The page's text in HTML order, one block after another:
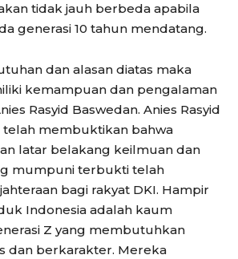
tidak jauh berbeda apabila
generasi 10 tahun mendatang.
dan alasan diatas maka
kemampuan dan pengalaman
Rasyid Baswedan. Anies Rasyid
telah membuktikan bahwa
latar belakang keilmuan dan
mumpuni terbukti telah
bagi rakyat DKI. Hampir
Indonesia adalah kaum
Z yang membutuhkan
dan berkarakter. Mereka